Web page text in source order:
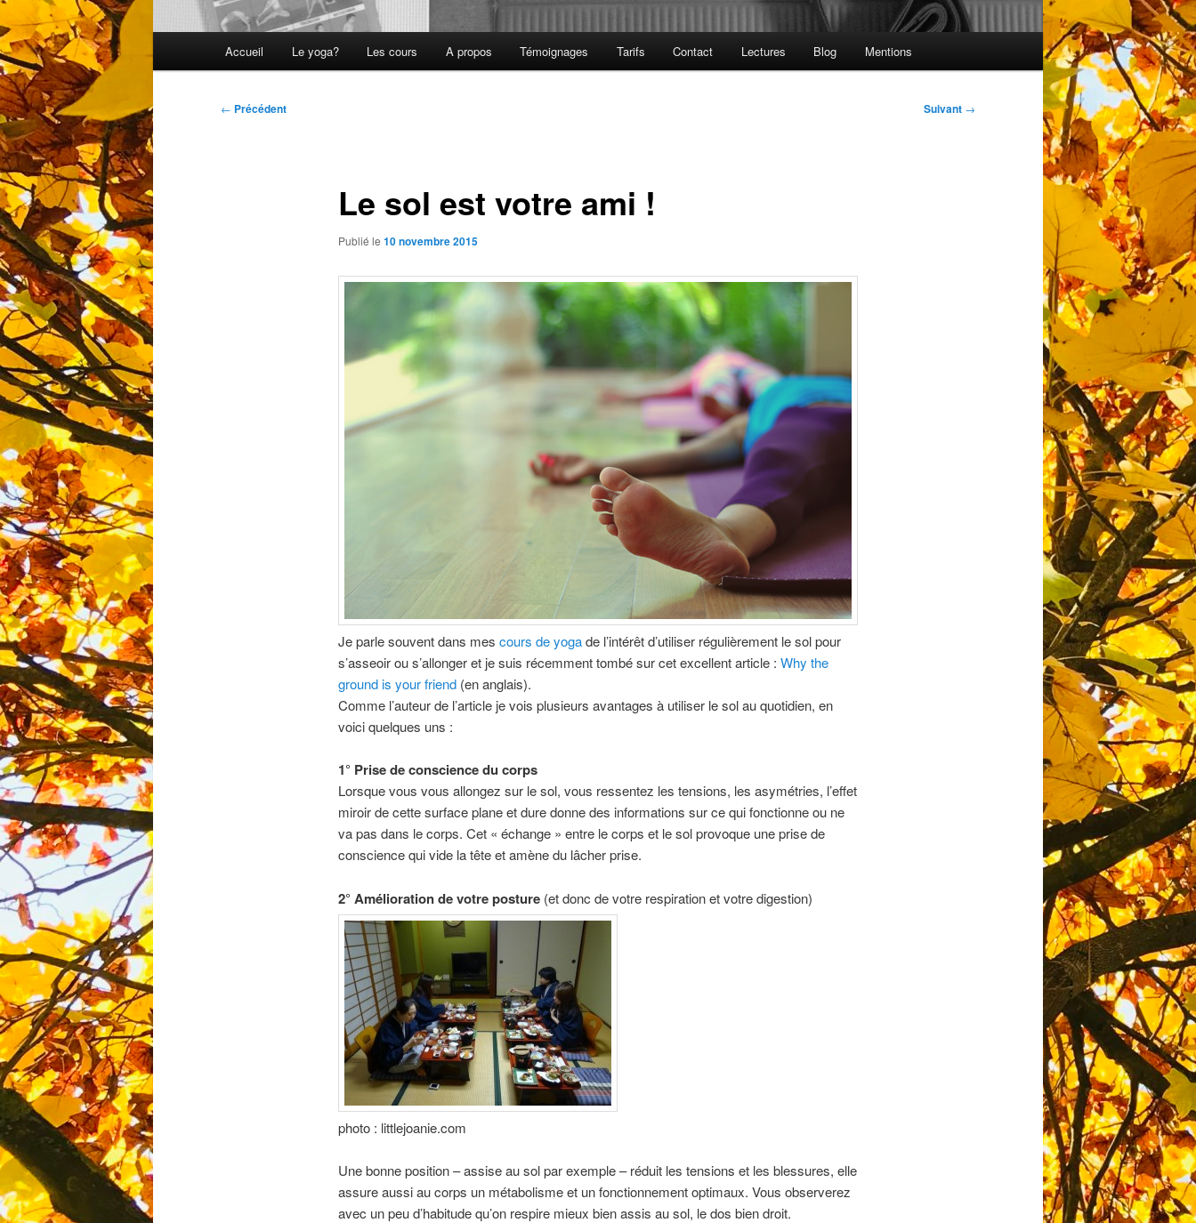
Accueil Le yoga? Les cours A propos Témoignages Tarifs Contact Lectures Blog Mentions
Navigation
← Précédent Suivant →
Le sol est votre ami !
Publié le 10 novembre 2015
Je parle souvent dans mes cours de yogade l’intérêt d’utiliser régulièrement le sol pour
s’asseoir ou s’allonger et je suis récemment tombé sur cet excellent article : Why the
ground is your friend(en anglais).
Comme l’auteur de l’article je vois plusieurs avantages à utiliser le sol au quotidien, en
voici quelques uns :
1° Prise de conscience du corps
Lorsque vous vous allongez sur le sol, vous ressentez les tensions, les asymétries, l’effet
miroir de cette surface plane et dure donne des informations sur ce qui fonctionne ou ne
va pas dans le corps. Cet « échange » entre le corps et le sol provoque une prise de
conscience qui vide la tête et amène du lâcher prise.
2° Amélioration de votre posture(et donc de votre respiration et votre digestion)
photo : littlejoanie.com
Une bonne position – assise au sol par exemple – réduit les tensions et les blessures, elle
assure aussi au corps un métabolisme et un fonctionnement optimaux. Vous observerez
avec un peu d’habitude qu’on respire mieux bien assis au sol, le dos bien droit.